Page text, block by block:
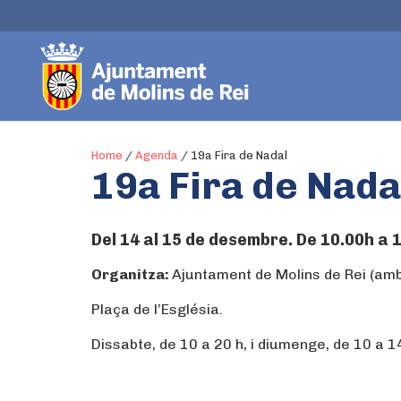
Home / Agenda / 19a Fira de Nadal
19a Fira de
Del 14 al 15 de desembre. De 10.00h a
Organitza: Ajuntament de Molins de Rei
Plaça de l’Església.
Dissabte, de 10 a 20 h, i diumenge, de 10 a